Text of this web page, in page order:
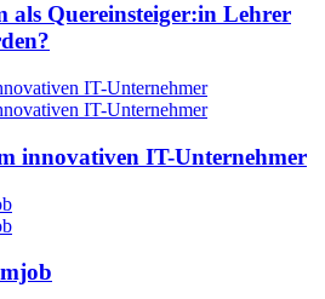
als Quereinsteiger:in Lehrer
innovativen IT-Unternehmer